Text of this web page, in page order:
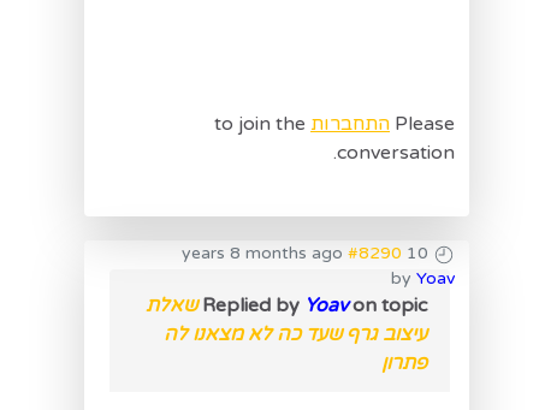
Please התחברות to join the
conversation.
10 years 8 months ago
#8290
by Yoav
Replied by Yoavon topic
שאלת
עיצוב גרף שעד כה לא מצאנו לה
פתרון